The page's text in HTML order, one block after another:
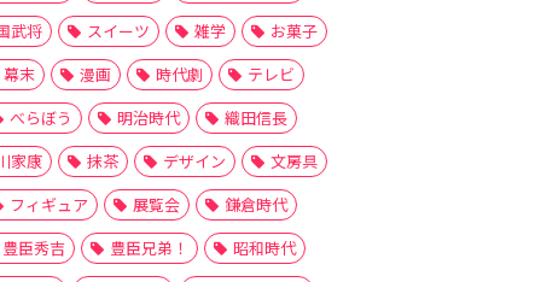
武将
スイーツ 雑学
お菓子
幕末
漫画 時代劇
テレビ
べらぼう
明治時代
織田信長
家康
抹茶 デザイン
文房具
フィギュア
展覧会
鎌倉時代
豊臣秀吉
豊臣兄弟！
昭和時代